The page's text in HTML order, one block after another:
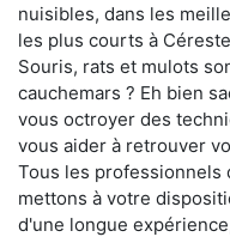
nuisibles, dans les
les plus courts à
Souris, rats et mulots
cauchemars ? Eh bien
vous octroyer des
vous aider à retrouver
Tous les professionnels
mettons à votre
d'une longue